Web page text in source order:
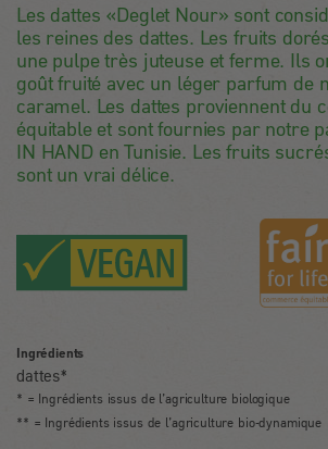
Les dattes «Deglet Nour» sont
les reines des dattes. Les fruits
une pulpe très juteuse et ferme. Ils
goût fruité avec un léger parfum de
caramel. Les dattes proviennent du
équitable et sont fournies par notre
IN HAND en Tunisie. Les fruits
sont un vrai délice.
Ingrédients
dattes*
* = Ingrédients issus de l’agriculture biologique
** = Ingrédients issus de l’agriculture bio-dynamique